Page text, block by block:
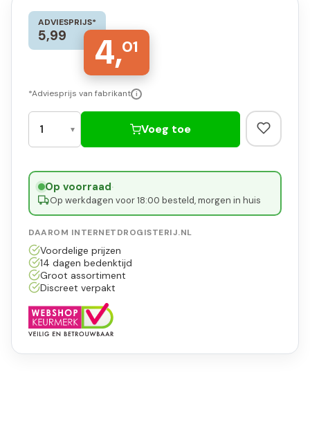
ADVIESPRIJS*
5,99 4,01
*Adviesprijs van fabrikant i
Voeg toe
Op voorraad·
Op werkdagen voor 18:00 besteld, morgen in huis
DAAROM INTERNETDROGISTERIJ.NL
Voordelige prijzen
14 dagen bedenktijd
Groot assortiment
Discreet verpakt